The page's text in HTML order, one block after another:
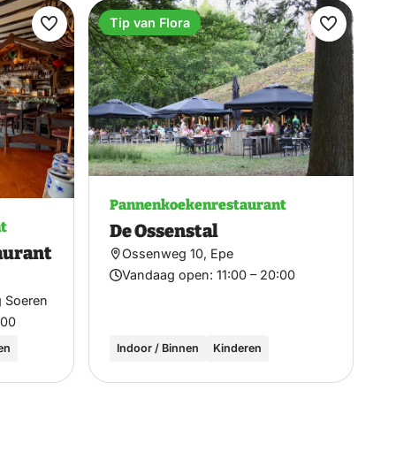
Soeren
Maak
favoriet
Pannenkoekenrestaurant
De Ossenstal
Ossenweg 10, Epe
Vandaag open: 11:00 – 20:00
Indoor / Binnen Kinderen
Tip van Flora
Maak
favoriet